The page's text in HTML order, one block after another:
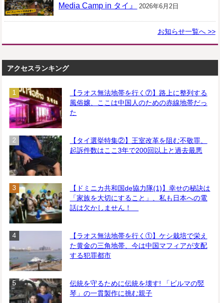
Media Camp in タイ』
2026年6月2日
お知らせ一覧へ >>
アクセスランキング
【ラオス無法地帯を行く⑦】路上に整列する
風俗嬢、ここは中国人のための赤線地帯だっ
た
【タイ選挙特集②】王室改革を阻む不敬罪、
起訴件数はここ3年で200回以上と過去最悪
【ドミニカ共和国de協力隊(1)】幸せの秘訣は
「家族を大切にすること」、私も日本への電
話は欠かしません！
【ラオス無法地帯を行く①】ケシ栽培で栄え
た黄金の三角地帯、今は中国マフィアが支配
する犯罪都市
伝統を守るために伝統を壊す! 「ビルマの竪
琴」の一貫製作に挑む親子